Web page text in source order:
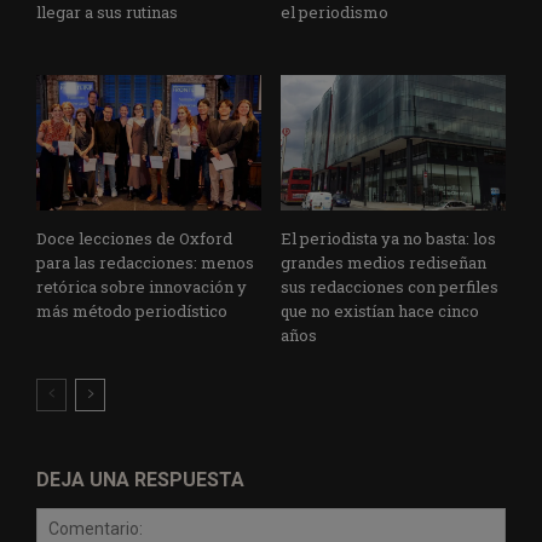
llegar a sus rutinas el periodismo
Doce lecciones de Oxford
para las redacciones: menos
retórica sobre innovación y
más método periodístico
El periodista ya no basta: los
grandes medios rediseñan
sus redacciones con perfiles
que no existían hace cinco
años
DEJA UNA RESPUESTA